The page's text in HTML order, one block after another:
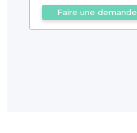
Faire une demande